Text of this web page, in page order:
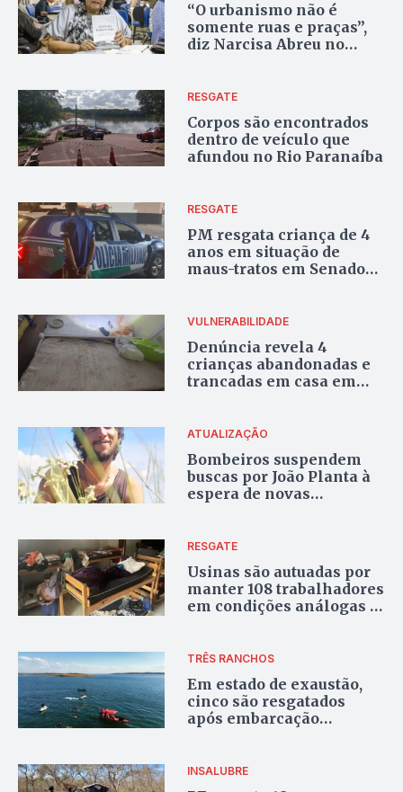
“O urbanismo não é
somente ruas e praças”,
diz Narcisa Abreu no
Goiânia
RESGATE
Corpos são encontrados
dentro de veículo que
afundou no Rio Paranaíba
RESGATE
PM resgata criança de 4
anos em situação de
maus-tratos em Senador
VULNERABILIDADE
Denúncia revela 4
crianças abandonadas e
trancadas em casa em
ATUALIZAÇÃO
Bombeiros suspendem
buscas por João Planta à
espera de novas
RESGATE
Usinas são autuadas por
manter 108 trabalhadores
em condições análogas à
TRÊS RANCHOS
Em estado de exaustão,
cinco são resgatados
após embarcação
INSALUBRE